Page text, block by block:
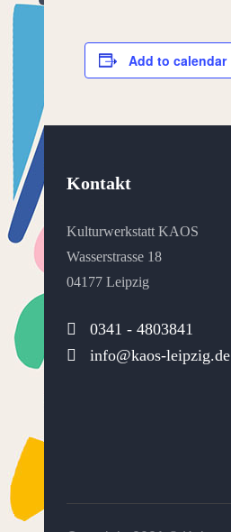
Add to calendar
Kontakt
Kulturwerkstatt KAOS
Wasserstrasse 18
04177 Leipzig
0341 - 4803841
info@kaos-leipzig.de